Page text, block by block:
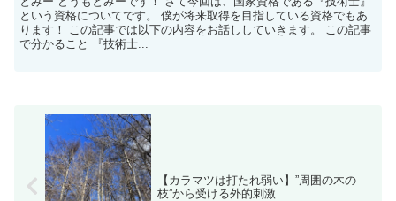
という資格についてです。 僕が将来取得を目指している資格でもあ
ります！ この記事では以下の内容をお話ししていきます。 この記事
で分かること 『技術士...
【カラマツは打たれ弱い】”周囲の木の
枝”から受ける外的刺激